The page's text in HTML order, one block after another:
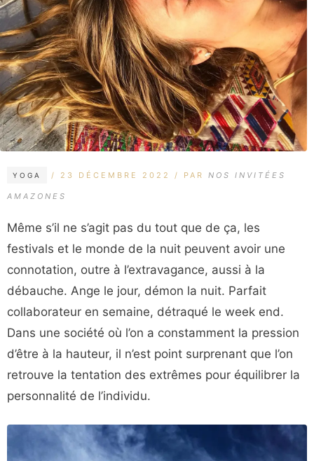
YOGA
ÉTIQUETTES
23 DÉCEMBRE 2022 PAR NOS INVITÉES
AMAZONES
Même s’il ne s’agit pas du tout que de ça, les
festivals et le monde de la nuit peuvent avoir une
connotation, outre à l’extravagance, aussi à la
débauche. Ange le jour, démon la nuit. Parfait
collaborateur en semaine, détraqué le week end.
Dans une société où l’on a constamment la pression
d’être à la hauteur, il n’est point surprenant que l’on
retrouve la tentation des extrêmes pour équilibrer la
personnalité de l’individu.